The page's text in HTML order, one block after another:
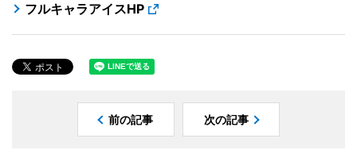
フルキャラアイスHP
前の記事 次の記事